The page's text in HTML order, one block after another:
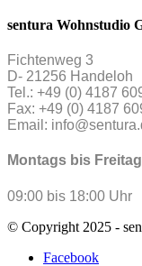
sentura Wohnstudio
Fichtenweg 3
D- 21256 Handeloh
Tel.: +49 (0) 4187
Fax: +49 (0) 4187
Email:
Montags bis
09:00 bis 18:00 Uhr
© Copyright 2025 -
Facebook